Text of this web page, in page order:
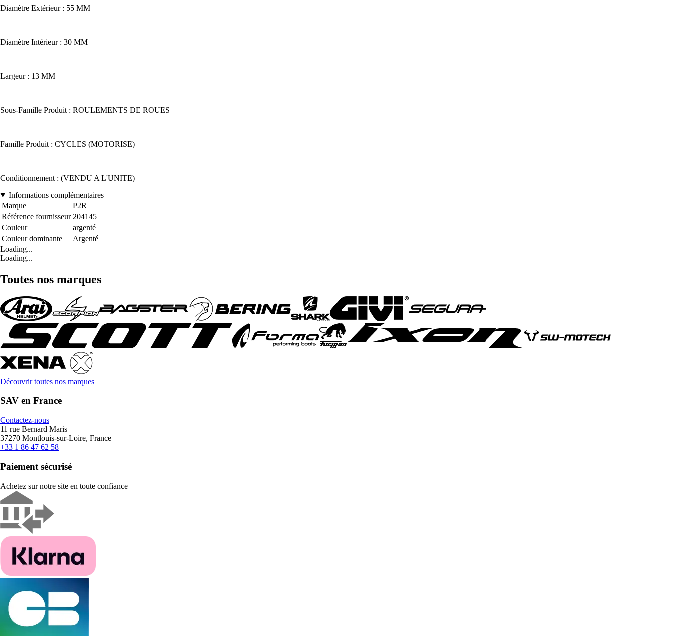
Diamètre Extérieur : 55 MM
Diamètre Intérieur : 30 MM
Largeur : 13 MM
Sous-Famille Produit : ROULEMENTS DE ROUES
Famille Produit : CYCLES (MOTORISE)
Conditionnement : (VENDU A L'UNITE)
Informations complémentaires
Marque
P2R
Référence fournisseur 204145
Couleur
argenté
Couleur dominante
Argenté
Loading...
Loading...
Toutes nos marques
Découvrir toutes nos marques
SAV en France
Contactez-nous
11 rue Bernard Maris
37270 Montlouis-sur-Loire, France
+33 1 86 47 62 58
Paiement sécurisé
Achetez sur notre site en toute confiance